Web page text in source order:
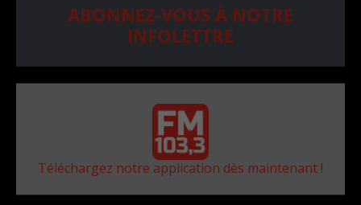
ABONNEZ-VOUS À NOTRE
INFOLETTRE
Téléchargez notre application dès maintenant !